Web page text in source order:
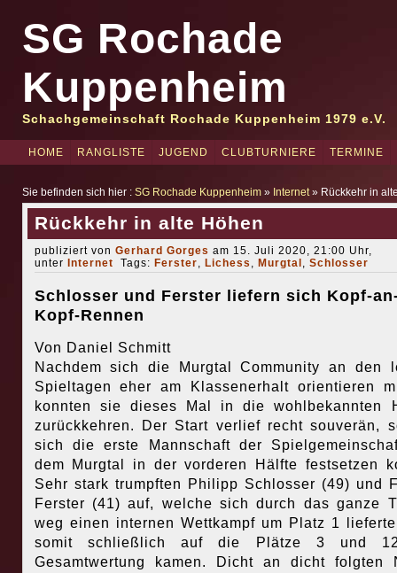
SG Rochade
Kuppenheim
Schachgemeinschaft Rochade Kuppenheim 1979 e.V.
HOME RANGLISTE JUGEND CLUBTURNIERE TERMINE
Sie befinden sich hier : SG Rochade Kuppenheim» Internet» Rückkehr in
Rückkehr in alte Höhen
publiziert von Gerhard Gorges am 15. Juli 2020, 21:00 Uhr,
unter
Internet Tags: Ferster, Lichess , Murgtal , Schlosser
Schlosser und Ferster liefern sich Kopf-
Kopf-Rennen
Von Daniel Schmitt
Nachdem sich die Murgtal Community an den
Spieltagen eher am Klassenerhalt orientieren
konnten sie dieses Mal in die wohlbekannten
zurückkehren. Der Start verlief recht souverän,
sich die erste Mannschaft der
dem Murgtal in der vorderen Hälfte festsetzen
Sehr stark trumpften Philipp Schlosser (49) und
Ferster (41) auf, welche sich durch das ganze
weg einen internen Wettkampf um Platz 1
somit schließlich auf die Plätze 3 und
Gesamtwertung kamen. Dicht an dicht folgten